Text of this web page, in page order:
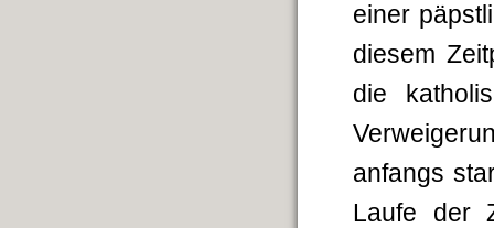
einer
diesem
die
anfangs
Laufe der